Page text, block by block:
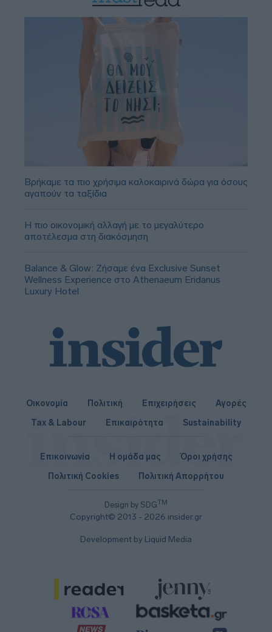
Βρήκαμε τα πιο χρήσιμα καλοκαιρινά δώρα για όσους
αγαπούν τα ταξίδια
Η πιο οικονομική αλλαγή με το μεγαλύτερο
αποτέλεσμα στη διακόσμηση
Balance & Glow: Ζήσαμε ένα Exclusive Sunset
Wellness Experience στο Athenaeum Eridanus
Luxury Hotel
Οικονομία Πολιτική Επιχειρήσεις
Αγορές
Tax & Labour
Επικαιρότητα Sustainability
Design by SDGTM
Copyright© 2013 - 2026 insider.gr
Επικοινωνία Η ομάδα μας
Όροι χρήσης
Πολιτική Cookies
Πολιτική Απορρήτου
Development by Liquid Media